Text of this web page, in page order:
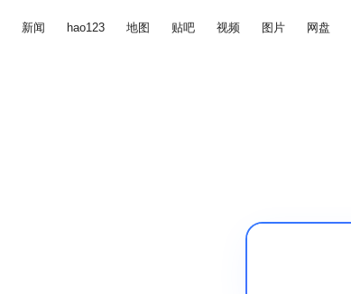
新闻 hao123 地图 贴吧 视频 图片 网盘